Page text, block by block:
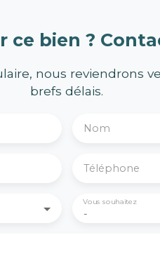
ce bien ?
nous reviendrons
brefs délais.
Nom
Téléphone
-
Vous souhaitez